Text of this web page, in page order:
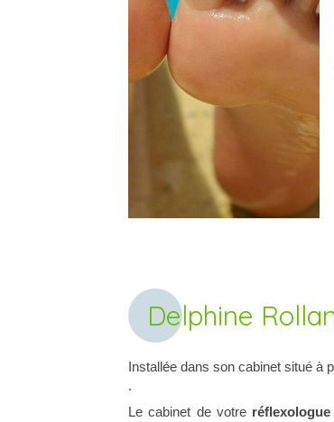
Delphine
Installée dans son cabinet situé à
.
Le cabinet de votre réflexologue